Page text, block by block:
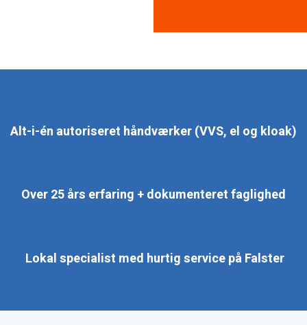
Alt-i-én autoriseret håndværker (VVS, el og kloak)
Over 25 års erfaring + dokumenteret faglighed
Lokal specialist med hurtig service på Falster